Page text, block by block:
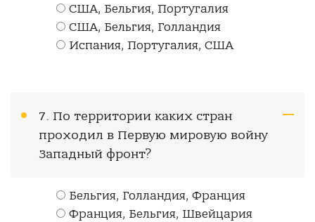
США, Бельгия, Португалия
США, Бельгия, Голландия
Испания, Португалия, США
7. По территории каких стран
проходил в Первую мировую войну
Западный фронт?
Бельгия, Голландия, Франция
Франция, Бельгия, Швейцария